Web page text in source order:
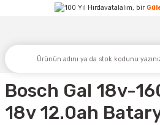
Hırdavatalalım, bir
Bosch Gal 18v-
18v 12.0ah